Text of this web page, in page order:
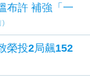
布許 補強「一
)
榮投2局飆152